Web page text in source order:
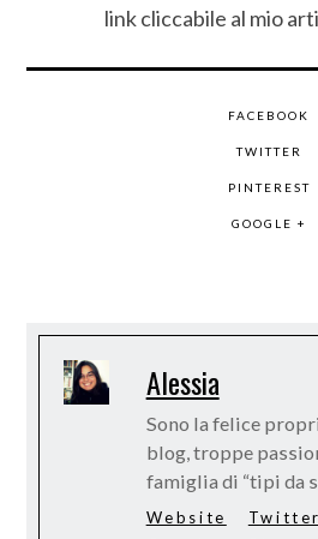
link cliccabile al mio
FACEBOOK
TWITTER
PINTEREST
GOOGLE +
Alessia
Sono la felice
blog, troppe
famiglia di “tipi da
Website Twitter